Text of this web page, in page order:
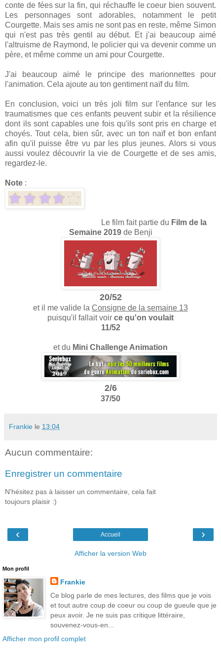
conte de fées sur la fin, qui réchauffe le coeur bien souvent.
Les personnages sont adorables, notamment le petit
Courgette. Mais ses amis ne sont pas en reste, même Simon
qui n'est pas très gentil au début. Et j'ai beaucoup aimé
l'altruisme de Raymond, le policier qui va devenir comme un
père, et même comme un ami pour Courgette.
J'ai beaucoup aimé le principe des marionnettes pour
l'animation. Cela ajoute au ton gentiment naïf du film.
En conclusion, voici un très joli film sur l'enfance sur les
traumatismes que ces enfants peuvent subir et la résilience
dont ils sont capables une fois qu'ils sont pris en charge et
choyés. Tout cela, bien sûr, avec un ton naïf et bon enfant
afin qu'il puisse être vu par les plus jeunes. Alors si vous
aussi voulez découvrir la vie de Courgette et de ses amis,
regardez-le.
Note :
Le film fait partie du Film de la
Semaine 2019de Benji
20/52
et il me valide la Consigne de la semaine 13
puisqu'il fallait voir ce qu'on voulait
11/52
et du Mini Challenge Animation
2/6
37/50
Frankie le 13:04
Aucun commentaire:
Enregistrer un commentaire
N'hésitez pas à laisser un commentaire, cela fait
toujours plaisir :)
‹ ›
Accueil
Afficher la version Web
Mon profil
Frankie
Ce blog parle de mes lectures, des films que je vois
et tout autre coup de coeur ou coup de gueule que je
peux avoir. Je ne suis pas critique littéraire,
souvenez-vous-en...
Afficher mon profil complet